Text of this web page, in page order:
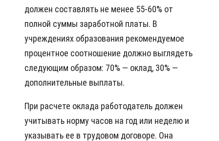
должен составлять не менее 55-60% от
полной суммы заработной платы. В
учреждениях образования рекомендуемое
процентное соотношение должно выглядеть
следующим образом: 70% — оклад, 30% —
дополнительные выплаты.
При расчете оклада работодатель должен
учитывать норму часов на год или неделю и
указывать ее в трудовом договоре. Она